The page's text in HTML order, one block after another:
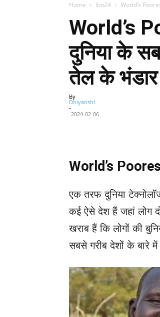
Home ibn24 World’s
World’s
दुनिया के
तेल के भंडार
By
Dhiyanshi
-
2024-02-06
World’s
एक तरफ दुनिया
कई ऐसे देश हैं जहां लोग
खराब हैं कि लोगों की
सबसे गरीब देशों के बारे में